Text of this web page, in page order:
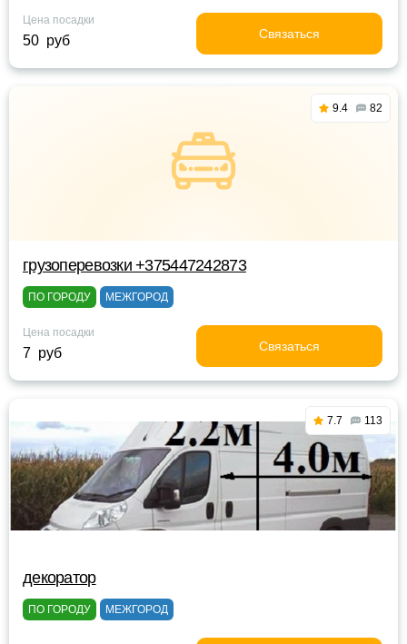
Цена посадки
50 руб Связаться
9.4 82
грузоперевозки +375447242873
ПО ГОРОДУ МЕЖГОРОД
Цена посадки
7 руб Связаться
7.7 113
декоратор
ПО ГОРОДУ МЕЖГОРОД